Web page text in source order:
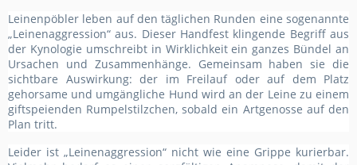
Leinenpöbler leben auf den täglichen Runden eine sogenannte
„Leinenaggression“ aus. Dieser Handfest klingende Begriff aus
der Kynologie umschreibt in Wirklichkeit ein ganzes Bündel an
Ursachen und Zusammenhänge. Gemeinsam haben sie die
sichtbare Auswirkung: der im Freilauf oder auf dem Platz
gehorsame und umgängliche Hund wird an der Leine zu einem
giftspeienden Rumpelstilzchen, sobald ein Artgenosse auf den
Plan tritt.
Leider ist „Leinenaggression“ nicht wie eine Grippe kurierbar.